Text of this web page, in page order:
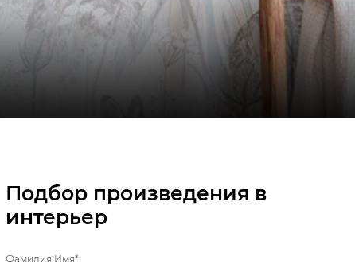
Подбор произведения в
интерьер
Фамилия Имя*